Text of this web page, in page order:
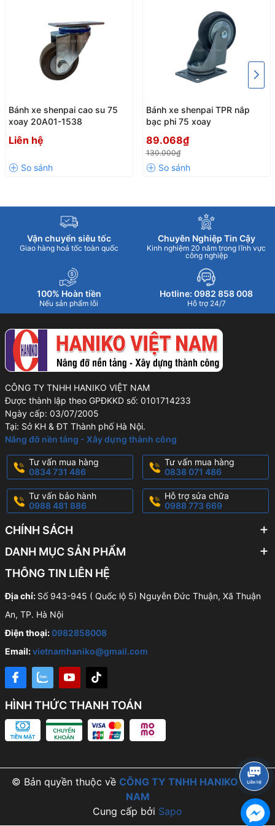
Bánh xe shenpai cao su 75
xoay 20A01-1538
Liên hệ
Bánh xe shenpai TPR nắp
bạc phi 75 xoay
89.068₫
130.000₫
Vận chuyển siêu tốc
Giao hàng hoả tốc toàn quốc
Chuyên Nghiệp Tin Cậy
Kinh nghiệm 20 năm trong lĩnh vực
công nghiệp
100% Hoàn tiền
Nếu sản phẩm lỗi
Hotline: 0982 858 008
Hỗ trợ 24/7
CÔNG TY TNHH HANIKO VIỆT NAM
Được thành lập theo GPĐKKD số: 0101714233
Ngày cấp: 03/07/2005
Tại: Sở KH & ĐT Thành phố Hà Nội.
Nâng đỡ nền tảng - Xây dựng thành công
Tư vấn mua hàng
0834 731 486
Tư vấn mua hàng
0838 071 486
Tư vấn bảo hành
0988 481 886
Hỗ trợ sửa chữa
0988 773 669
CHÍNH SÁCH
DANH MỤC SẢN PHẨM
THÔNG TIN LIÊN HỆ
Địa chỉ: Số 943-945 ( Quốc lộ 5) Nguyễn Đức Thuận, Xã Thuận
An, TP. Hà Nội
Điện thoại:0982858008
Email:vietnamhaniko@gmail.com
HÌNH THỨC THANH TOÁN
© Bản quyền thuộc về CÔNG TY TNHH HANIKO VIỆT
NAM
Cung cấp bởi Sapo